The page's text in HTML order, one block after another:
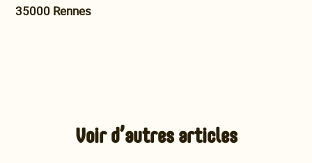
35000 Rennes
Voir d’autres articles